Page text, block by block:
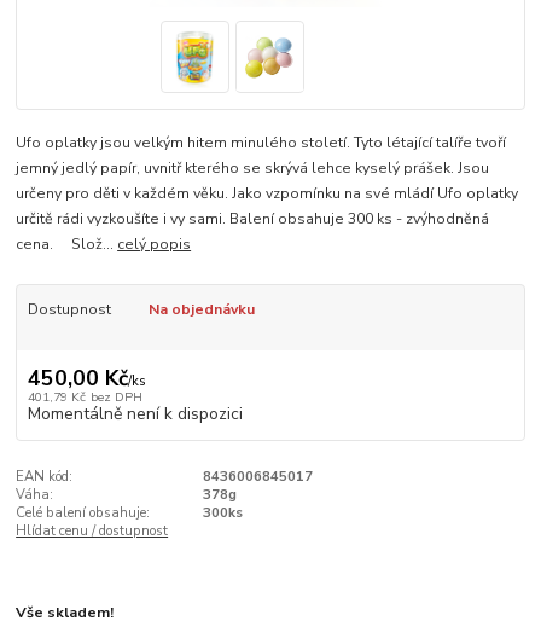
Ufo oplatky jsou velkým hitem minulého století. Tyto létající talíře tvoří
jemný jedlý papír, uvnitř kterého se skrývá lehce kyselý prášek. Jsou
určeny pro děti v každém věku. Jako vzpomínku na své mládí Ufo oplatky
určitě rádi vyzkoušíte i vy sami. Balení obsahuje 300 ks - zvýhodněná
cena. Slož... celý popis
Dostupnost Na objednávku
450,00 Kč/ks
401,79 Kč bez DPH
Momentálně není k dispozici
EAN kód:
8436006845017
Váha:
378g
Celé balení obsahuje:
300ks
Hlídat cenu / dostupnost
Vše skladem!